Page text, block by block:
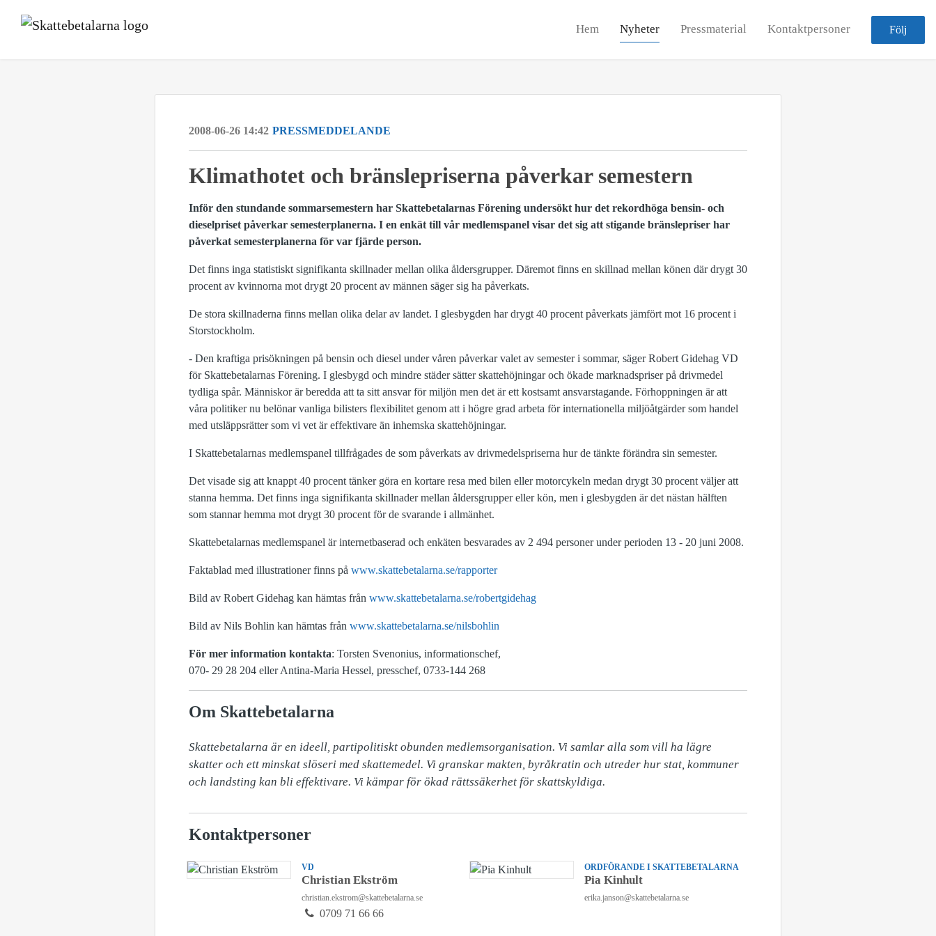
Hem Nyheter Pressmaterial Kontaktpersoner Följ
2008-06-26 14:42 PRESSMEDDELANDE
Klimathotet och bränslepriserna påverkar semestern
Inför den stundande sommarsemestern har Skattebetalarnas Förening undersökt hur det rekordhöga bensin- och
dieselpriset påverkar semesterplanerna. I en enkät till vår medlemspanel visar det sig att stigande bränslepriser har
påverkat semesterplanerna för var fjärde person.
Det finns inga statistiskt signifikanta skillnader mellan olika åldersgrupper. Däremot finns en skillnad mellan könen där drygt 30
procent av kvinnorna mot drygt 20 procent av männen säger sig ha påverkats.
De stora skillnaderna finns mellan olika delar av landet. I glesbygden har drygt 40 procent påverkats jämfört mot 16 procent i
Storstockholm.
- Den kraftiga prisökningen på bensin och diesel under våren påverkar valet av semester i sommar, säger Robert Gidehag VD
för Skattebetalarnas Förening. I glesbygd och mindre städer sätter skattehöjningar och ökade marknadspriser på drivmedel
tydliga spår. Människor är beredda att ta sitt ansvar för miljön men det är ett kostsamt ansvarstagande. Förhoppningen är att
våra politiker nu belönar vanliga bilisters flexibilitet genom att i högre grad arbeta för internationella miljöåtgärder som handel
med utsläppsrätter som vi vet är effektivare än inhemska skattehöjningar.
I Skattebetalarnas medlemspanel tillfrågades de som påverkats av drivmedelspriserna hur de tänkte förändra sin semester.
Det visade sig att knappt 40 procent tänker göra en kortare resa med bilen eller motorcykeln medan drygt 30 procent väljer att
stanna hemma. Det finns inga signifikanta skillnader mellan åldersgrupper eller kön, men i glesbygden är det nästan hälften
som stannar hemma mot drygt 30 procent för de svarande i allmänhet.
Skattebetalarnas medlemspanel är internetbaserad och enkäten besvarades av 2 494 personer under perioden 13 - 20 juni 2008.
Faktablad med illustrationer finns på www.skattebetalarna.se/rapporter
Bild av Robert Gidehag kan hämtas från www.skattebetalarna.se/robertgidehag
Bild av Nils Bohlin kan hämtas från www.skattebetalarna.se/nilsbohlin
För mer information kontakta: Torsten Svenonius, informationschef,
070- 29 28 204 eller Antina-Maria Hessel, presschef, 0733-144 268
Om Skattebetalarna
Skattebetalarna är en ideell, partipolitiskt obunden medlemsorganisation. Vi samlar alla som vill ha lägre
skatter och ett minskat slöseri med skattemedel. Vi granskar makten, byråkratin och utreder hur stat, kommuner
och landsting kan bli effektivare. Vi kämpar för ökad rättssäkerhet för skattskyldiga.
Kontaktpersoner
VD
Christian Ekström
christian.ekstrom@skattebetalarna.se
0709 71 66 66
ORDFÖRANDE I SKATTEBETALARNA
Pia Kinhult
erika.janson@skattebetalarna.se